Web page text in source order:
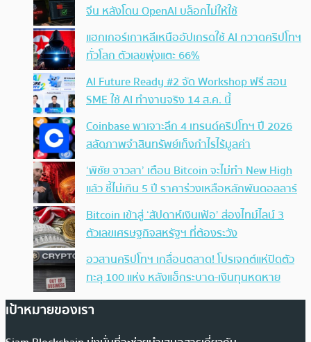
จีน หลังโดน OpenAI บล็อกไม่ให้ใช้
แฮกเกอร์เกาหลีเหนืออัปเกรดใช้ AI กวาดคริปโทฯ
ทั่วโลก ตัวเลขพุ่งแตะ 66%
AI Future Ready #2 จัด Workshop ฟรี สอน
SME ใช้ AI ทำงานจริง 14 ส.ค. นี้
Coinbase พาเจาะลึก 4 เทรนด์คริปโทฯ ปี 2026
สลัดภาพจำสินทรัพย์เก็งกำไรไร้มูลค่า
‘พิชัย จาวลา’ เตือน Bitcoin จะไม่ทำ New High
แล้ว ชี้ไม่เกิน 5 ปี ราคาร่วงเหลือหลักพันดอลลาร์
Bitcoin เข้าสู่ ‘สัปดาห์เงินเฟ้อ’ ส่องไทม์ไลน์ 3
ตัวเลขเศรษฐกิจสหรัฐฯ ที่ต้องระวัง
อวสานคริปโทฯ เกลื่อนตลาด! โปรเจกต์แห่ปิดตัว
ทะลุ 100 แห่ง หลังแฮ็กระบาด-เงินทุนหดหาย
เป้าหมายของเรา